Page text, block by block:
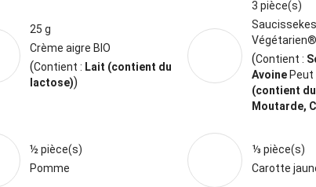
25 g
Crème aigre BIO
(Contient : Lait (contient du
lactose))
3 pièce(s)
Végétarien®
(Contient :
Avoine Peut
(contient
Moutarde,
½ pièce(s)
Pomme
⅓ pièce(s)
Carotte